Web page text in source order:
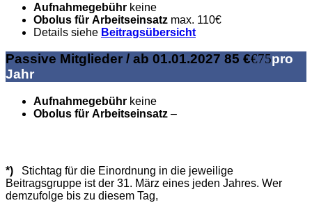
Aufnahmegebühr keine
Obolus für Arbeitseinsatz max. 110€
Details siehe Beitragsübersicht
Passive Mitglieder / ab 01.01.2027 85 €€75pro
Jahr
Aufnahmegebühr keine
Obolus für Arbeitseinsatz –
*) Stichtag für die Einordnung in die jeweilige
Beitragsgruppe ist der 31. März eines jeden Jahres. Wer
demzufolge bis zu diesem Tag,